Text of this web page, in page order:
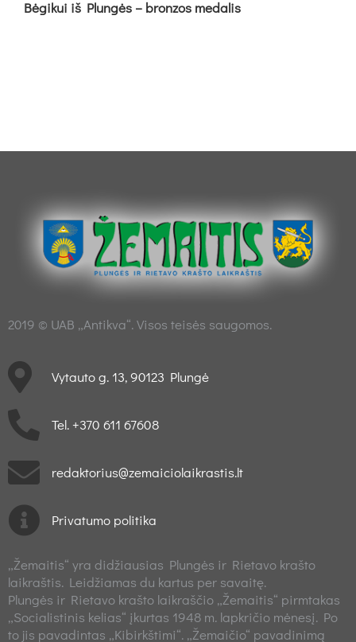
Bė­gi­kui iš Plun­gės – bron­zos me­da­lis
2019 © UAB „Antikva“. Visos teisės saugomos.
Vytauto g. 13, 90123 Plungė
Tel. +370 611 67608
redaktorius@zemaiciolaikrastis.lt
Privatumo politika
„Žemaitis“ yra didžiausias Plungės ir Rietavo krašto
laikraštis. Leidžiamas du kartus per savaitę.
Plungės ir Rietavo krašto laikraščio „Žemaitis“ pirmtakas
„Socialistinis kelias“ įkurtas 1948 m. lapkričio mėnesį. Po
to jis pavadintas „Kibirkštimi“. „Žemaičio“ pavadinimą